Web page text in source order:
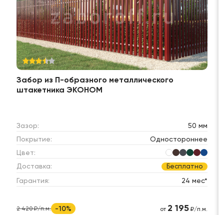
Забор из П-образного металлического
штакетника ЭКОНОМ
Зазор:
50 мм
Покрытие:
Одностороннее
Цвет:
Доставка:
Бесплатно
Гарантия: 24 мес*
2 420 ₽/п.м. -10% от 2 195₽/п.м.